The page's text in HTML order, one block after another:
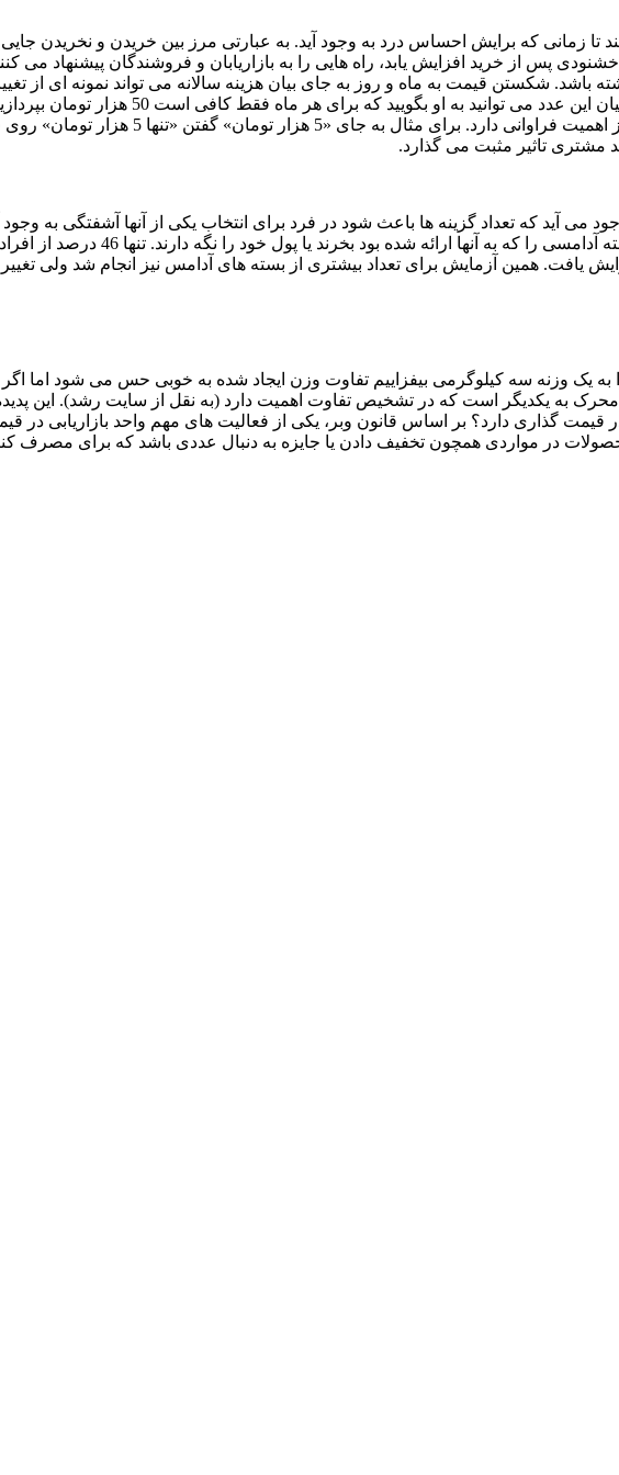
تا زمانی که برایش احساس درد به وجود آید. به عبارتی مرز بین خریدن و نخریدن
پس از خرید افزایش یابد، راه هایی را به بازاریابان و فروشندگان پیشنهاد می
شکستن قیمت به ماه و روز به جای بیان هزینه سالانه می تواند نمونه ای از
استفاده از خدمات شما برای مشتری سالانه 600 هزار تومان هزینه
خدمات شما کمتر از 15 هزار تومان است. استفاده درست از کلمات در
مشتری تاثیر مثبت می گذارد.
آید که تعداد گزینه ها باعث شود در فرد برای انتخاب یکی از آنها آشفتگی به وجود
آزمایشی که در دانشگاه ییل انجام شد از شرکت
به یک وزنه سه کیلوگرمی بیفزاییم تفاوت وزن ایجاد شده به خوبی حس می شود اما
یکدیگر است که در تشخیص تفاوت اهمیت دارد (به نقل از سایت رشد). این پدیده
قیمت گذاری دارد؟ بر اساس قانون وبر، یکی از فعالیت های مهم واحد بازاریابی
در مواردی همچون تخفیف دادن یا جایزه به دنبال عددی باشد که برای مصرف